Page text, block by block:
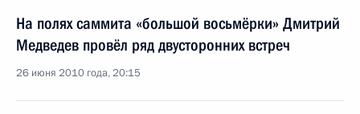
На полях саммита «большой восьмёрки» Дмитрий
Медведев провёл ряд двусторонних встреч
26 июня 2010 года, 20:15